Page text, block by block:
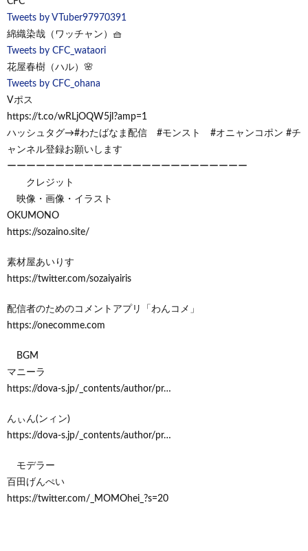
Tweets by VTuber97970391
綿織染哉（ワッチャン）🧺
Tweets by CFC_wataori
花屋春樹（ハル）🌸
Tweets by CFC_ohana
Vポス
https://t.co/wRLjOQW5jl?amp=1
ハッシュタグ→#わたばなま配信 #モンスト #オニャンコポン #チ
ャンネル登録お願いします
ーーーーーーーーーーーーーーーーーーーーーーーーー
クレジット
映像・画像・イラスト
OKUMONO
https://sozaino.site/
素材屋あいりす
https://twitter.com/sozaiyairis
配信者のためのコメントアプリ「わんコメ」
https://onecomme.com
BGM
マニーラ
https://dova-s.jp/_contents/author/pr…
んぃん(ンィン)
https://dova-s.jp/_contents/author/pr…
モデラー
百田げんぺい
https://twitter.com/_MOMOhei_?s=20